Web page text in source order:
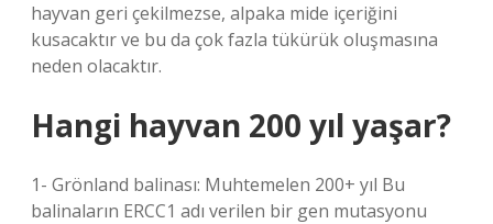
hayvan geri çekilmezse, alpaka mide içeriğini
kusacaktır ve bu da çok fazla tükürük oluşmasına
neden olacaktır.
Hangi hayvan 200 yıl yaşar?
1- Grönland balinası: Muhtemelen 200+ yıl Bu
balinaların ERCC1 adı verilen bir gen mutasyonu